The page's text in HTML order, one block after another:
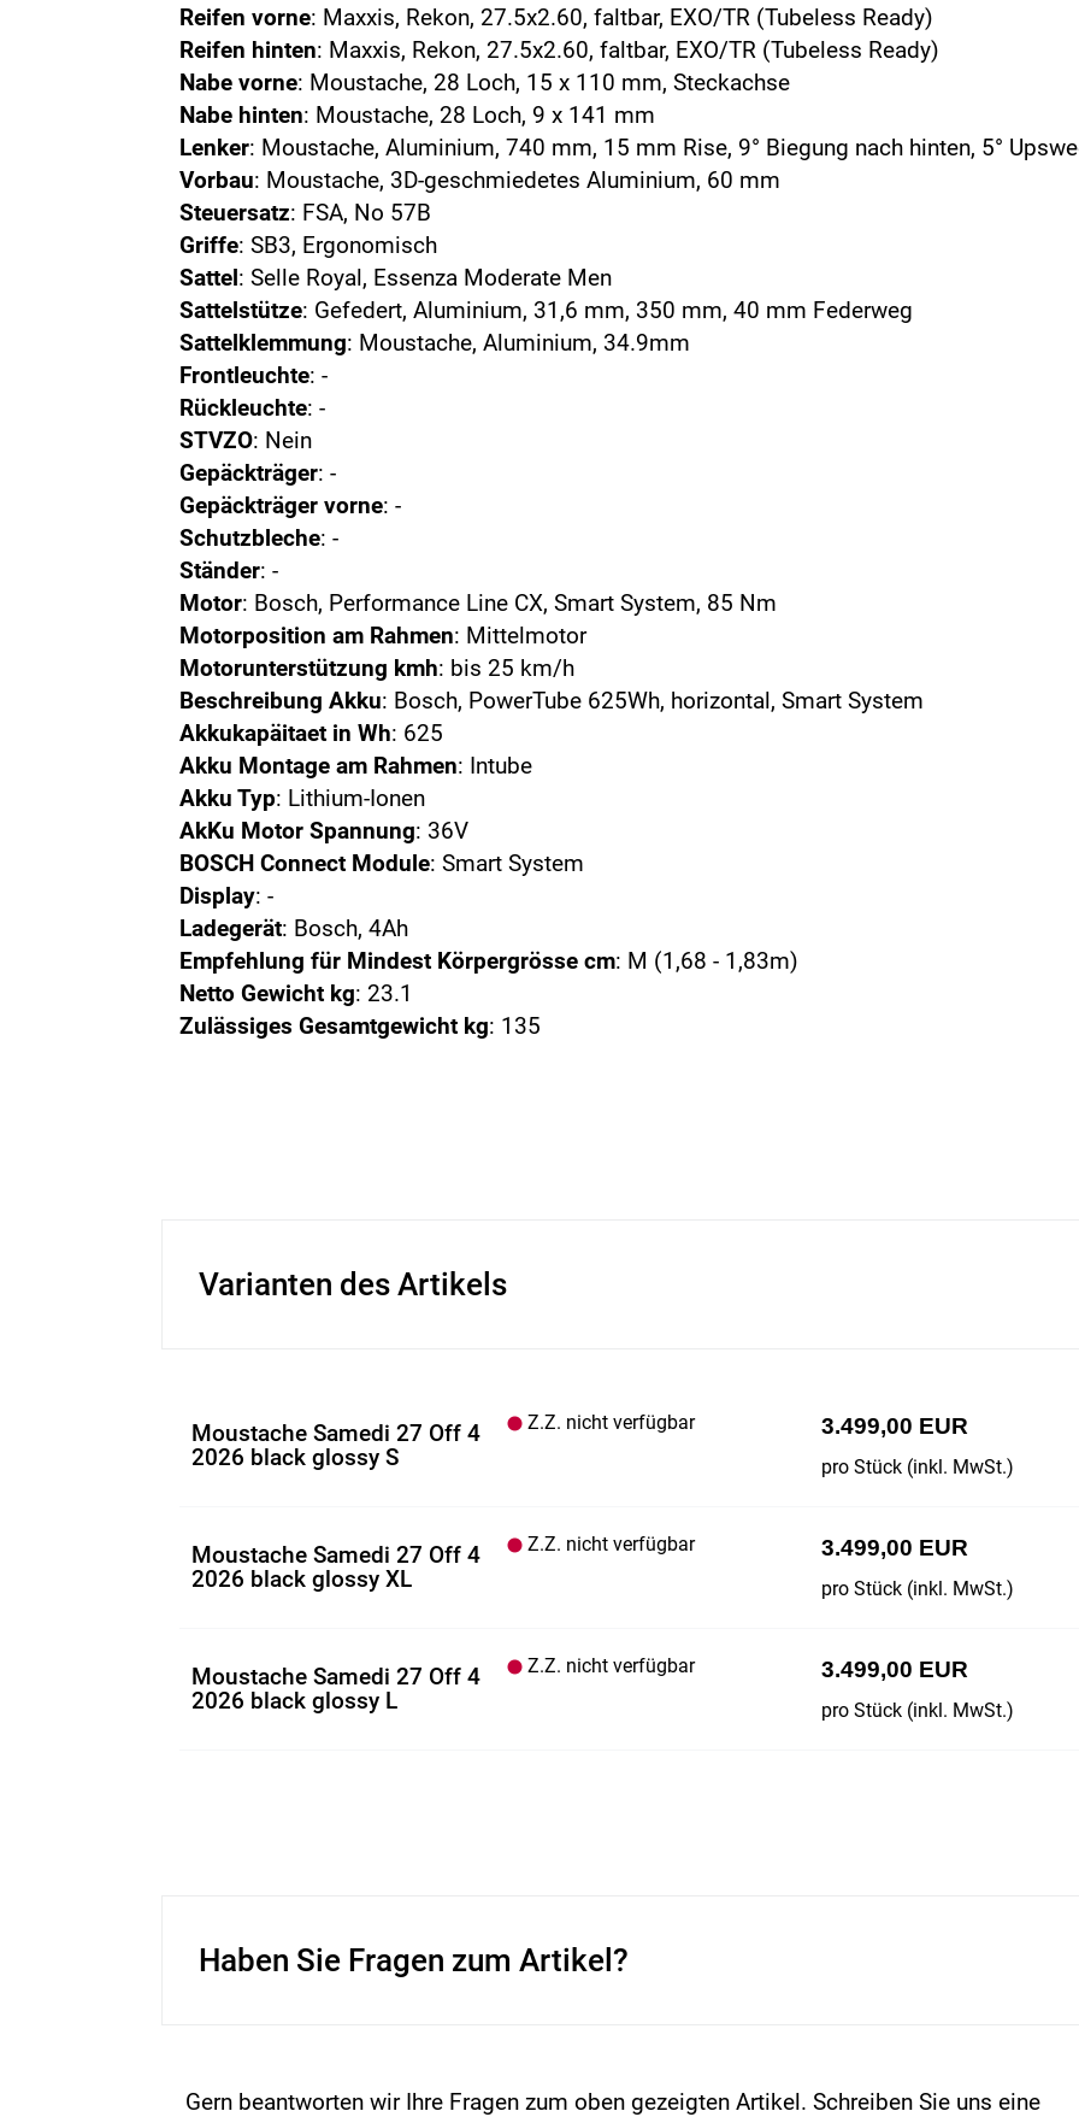
Reifen vorne: Maxxis, Rekon, 27.5x2.60, faltbar, EXO/TR (Tubeless Ready)
Reifen hinten: Maxxis, Rekon, 27.5x2.60, faltbar, EXO/TR (Tubeless Ready)
Nabe vorne: Moustache, 28 Loch, 15 x 110 mm, Steckachse
Nabe hinten: Moustache, 28 Loch, 9 x 141 mm
Lenker: Moustache, Aluminium, 740 mm, 15 mm Rise, 9° Biegung nach hinten, 5°
Vorbau: Moustache, 3D-geschmiedetes Aluminium, 60 mm
Steuersatz: FSA, No 57B
Griffe: SB3, Ergonomisch
Sattel: Selle Royal, Essenza Moderate Men
Sattelstütze: Gefedert, Aluminium, 31,6 mm, 350 mm, 40 mm Federweg
Sattelklemmung: Moustache, Aluminium, 34.9mm
Frontleuchte: -
Rückleuchte: -
STVZO: Nein
Gepäckträger: -
Gepäckträger vorne: -
Schutzbleche: -
Ständer: -
Motor: Bosch, Performance Line CX, Smart System, 85 Nm
Motorposition am Rahmen: Mittelmotor
Motorunterstützung kmh: bis 25 km/h
Beschreibung Akku: Bosch, PowerTube 625Wh, horizontal, Smart System
Akkukapäitaet in Wh: 625
Akku Montage am Rahmen: Intube
Akku Typ: Lithium-Ionen
AkKu Motor Spannung: 36V
BOSCH Connect Module: Smart System
Display: -
Ladegerät: Bosch, 4Ah
Empfehlung für Mindest Körpergrösse cm: M (1,68 - 1,83m)
Netto Gewicht kg: 23.1
Zulässiges Gesamtgewicht kg: 135
Varianten des Artikels
Moustache Samedi 27 Off 4
2026 black glossy S
Z.Z. nicht verfügbar 3.499,00 EUR
pro Stück (inkl. MwSt.)
Moustache Samedi 27 Off 4
2026 black glossy XL
Z.Z. nicht verfügbar 3.499,00 EUR
pro Stück (inkl. MwSt.)
Moustache Samedi 27 Off 4
2026 black glossy L
Z.Z. nicht verfügbar 3.499,00 EUR
pro Stück (inkl. MwSt.)
Haben Sie Fragen zum Artikel?
Gern beantworten wir Ihre Fragen zum oben gezeigten Artikel. Schreiben Sie uns eine